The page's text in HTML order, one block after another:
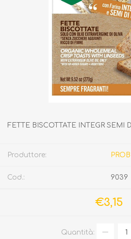
FETTE BISCOTTATE INTEGR SEMI
Produttore:
Cod.: 9039
€3,15
Quantità: